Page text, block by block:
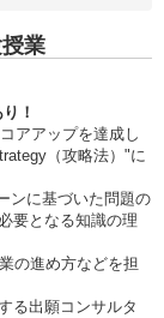
業
！
アアップを達成し
（攻略法）"に
ンに基づいた問題の
要となる知識の理
の進め方などを担
る出願コンサルタ